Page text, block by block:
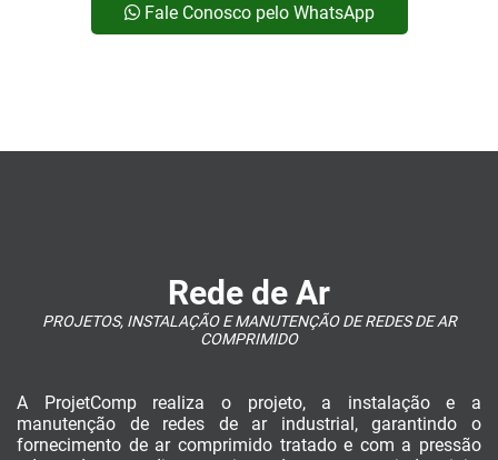
Fale Conosco pelo WhatsApp
Rede de Ar
PROJETOS, INSTALAÇÃO E MANUTENÇÃO DE REDES DE AR
COMPRIMIDO
A ProjetComp realiza o projeto, a instalação e a
manutenção de redes de ar industrial, garantindo o
fornecimento de ar comprimido tratado e com a pressão